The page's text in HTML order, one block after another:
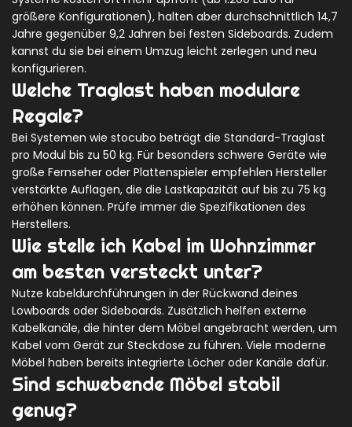
größere Konfigurationen), halten aber durchschnittlich 14,7
Jahre gegenüber 9,2 Jahren bei festen Sideboards. Zudem
kannst du sie bei einem Umzug leicht zerlegen und neu
konfigurieren.
Welche Traglast haben modulare
Regale?
Bei Systemen wie stocubo beträgt die Standard-Traglast
pro Modul bis zu 50 kg. Für besonders schwere Geräte wie
große Fernseher oder Plattenspieler empfehlen Hersteller
verstärkte Auflagen, die die Lastkapazität auf bis zu 75 kg
erhöhen können. Prüfe immer die Spezifikationen des
Herstellers.
Wie stelle ich Kabel im Wohnzimmer
am besten versteckt unter?
Nutze kabeldurchführungen in der Rückwand deines
Lowboards oder Sideboards. Zusätzlich helfen externe
Kabelkanäle, die hinter dem Möbel angebracht werden, um
Kabel vom Gerät zur Steckdose zu führen. Viele moderne
Möbel haben bereits integrierte Löcher oder Kanäle dafür.
Sind schwebende Möbel stabil
genug?